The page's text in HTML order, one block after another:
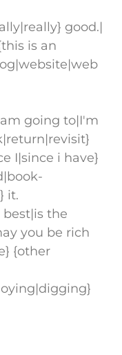
good.|
is an
going to|I'm
I|since i have}
it.
the
you be rich
{other